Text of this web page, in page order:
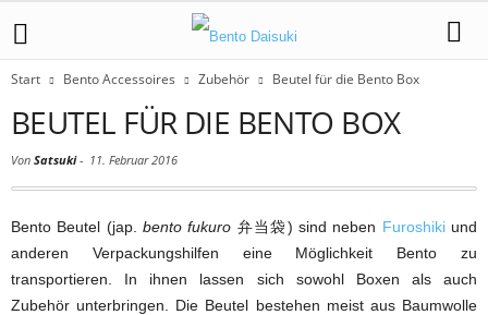
Start Bento Accessoires Zubehör Beutel für die Bento Box
BEUTEL FÜR DIE BENTO BOX
Von Satsuki- 11. Februar 2016
Bento Beutel (jap. bento fukuro 弁当袋) sind neben Furoshikiund
anderen Verpackungshilfen eine Möglichkeit Bento zu
transportieren. In ihnen lassen sich sowohl Boxen als auch
Zubehör unterbringen. Die Beutel bestehen meist aus Baumwolle